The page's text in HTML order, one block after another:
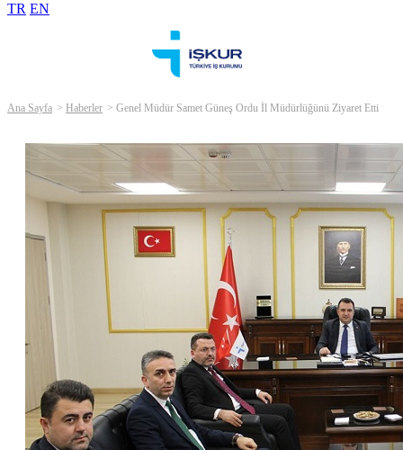
TR EN
Ana Sayfa Haberler Genel Müdür Samet Güneş Ordu İl Müdürlüğünü Ziyaret Etti